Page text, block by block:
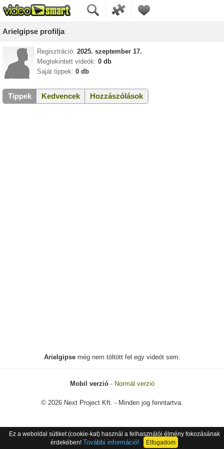
Arielgipse profilja
Regisztráció: 2025. szeptember 17.
Megtekintett videók: 0 db
Saját tippek: 0 db
Tippek Kedvencek Hozzászólások
Arielgipsemég nem töltött fel egy videót sem.
Mobil verzió- Normál verzió
© 2026 Next Project Kft. - Minden jog fenntartva.
Ez a weboldal sütiket (cookie-kat) használ a felhasználói élmény fokozásának
érdekében! További információ! Elfogadom